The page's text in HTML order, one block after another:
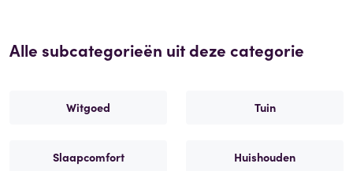
Alle subcategorieën uit deze categorie
Witgoed Tuin
Slaapcomfort Huishouden